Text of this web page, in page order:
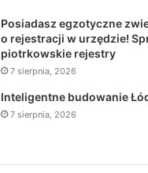
Posiadasz egzotyczne
o rejestracji w urzędzie!
piotrkowskie rejestry
7 sierpnia, 2026
Inteligentne budowanie
7 sierpnia, 2026